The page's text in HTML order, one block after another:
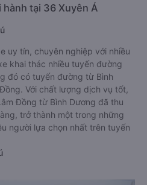
hành tại 36 Xuyên Á
uy tín, chuyên nghiệp với nhiều
khai thác nhiều tuyến đường
đó có tuyến đường từ Bình
Với chất lượng dịch vụ tốt,
Đồng từ Bình Dương đã thu
trở thành một trong những
người lựa chọn nhất trên tuyến